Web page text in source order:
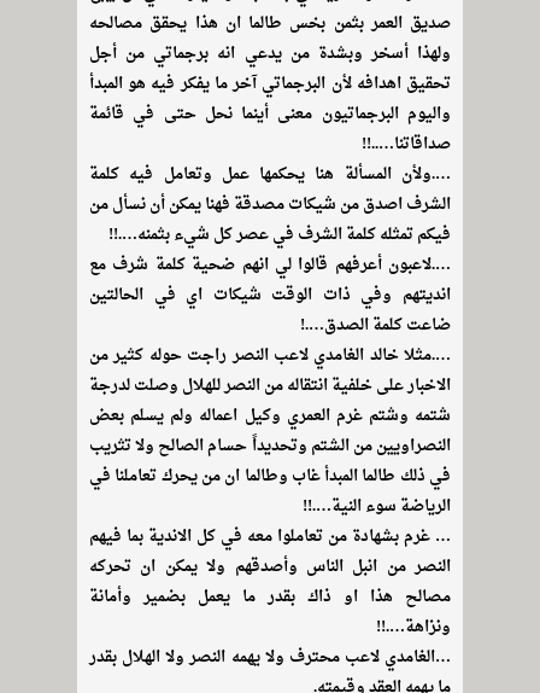
صديق العمر بثمن بخس طالما ان هذا يحقق مصالحه
ولهذا أسخر وبشدة من يدعي انه برجماتي من أجل
تحقيق اهدافه لأن البرجماتي آخر ما يفكر فيه هو المبدأ
واليوم البرجماتيون معنى أينما نحل حتى في قائمة
صداقاتنا…..!!
….ولأن المسألة هنا يحكمها عمل وتعامل فيه كلمة
الشرف اصدق من شيكات مصدقة فهنا يمكن أن نسأل من
فيكم تمثله كلمة الشرف في عصر كل شيء بثمنه….!!
….لاعبون أعرفهم قالوا لي انهم ضحية كلمة شرف مع
انديتهم وفي ذات الوقت شيكات اي في الحالتين
ضاعت كلمة الصدق….!
….مثلا خالد الغامدي لاعب النصر راجت حوله كثير من
الاخبار على خلفية انتقاله من النصر للهلال وصلت لدرجة
شتمه وشتم غرم العمري وكيل اعماله ولم يسلم بعض
النصراويين من الشتم وتحديداً حسام الصالح ولا تثريب
في ذلك طالما المبدأ غاب وطالما ان من يحرك تعاملنا في
الرياضة سوء النية….!!
… غرم بشهادة من تعاملوا معه في كل الاندية بما فيهم
النصر من انبل الناس وأصدقهم ولا يمكن ان تحركه
مصالح هذا او ذاك بقدر ما يعمل بضمير وأمانة
ونزاهة….!!
…الغامدي لاعب محترف ولا يهمه النصر ولا الهلال بقدر